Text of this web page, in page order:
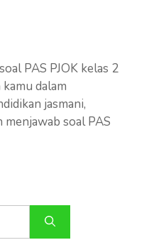
PAS PJOK kelas 2
dalam
jasmani,
menjawab soal PAS